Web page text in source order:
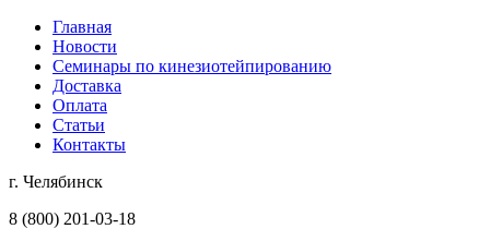
Главная
Новости
Семинары по кинезиотейпированию
Доставка
Оплата
Статьи
Контакты
г. Челябинск
8 (800) 201-03-18